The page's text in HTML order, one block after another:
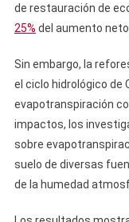
de restauración de
25% del aumento
Sin embargo, la
el ciclo hidrológico de
evapotranspiración
impactos, los
sobre
suelo de diversas
de la humedad